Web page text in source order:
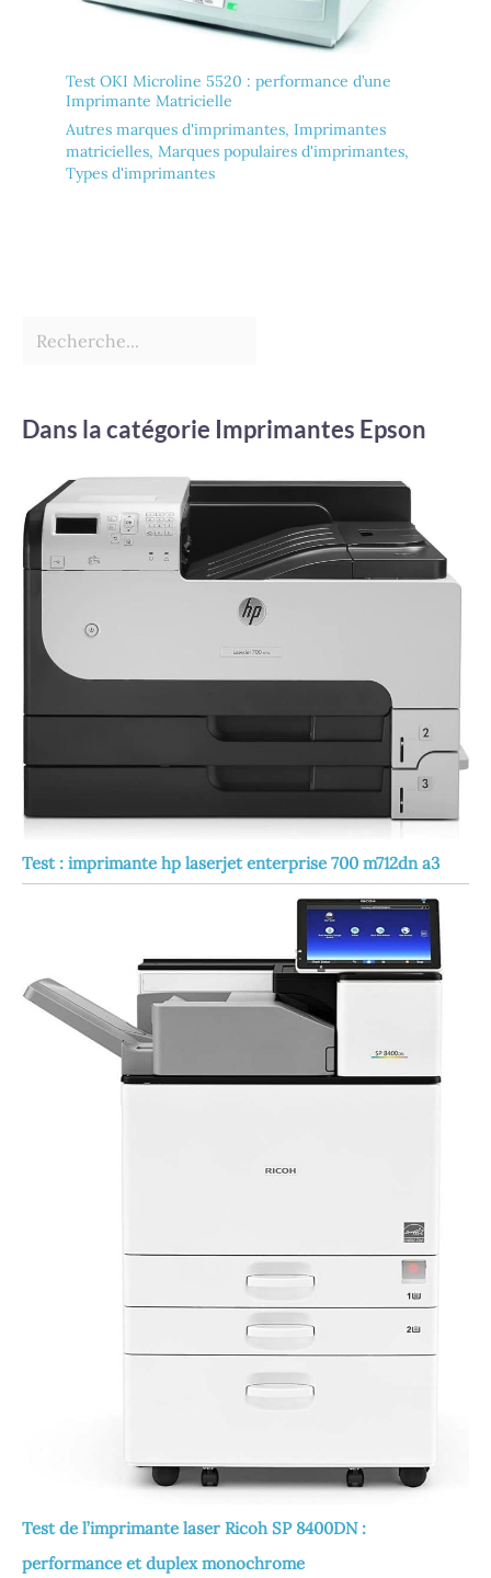
Test OKI Microline 5520 : performance d’une
Imprimante Matricielle
Autres marques d'imprimantes, Imprimantes
matricielles, Marques populaires d'imprimantes,
Types d'imprimantes
Dans la catégorie Imprimantes Epson
Test : imprimante hp laserjet enterprise 700 m712dn a3
Test de l’imprimante laser Ricoh SP 8400DN :
performance et duplex monochrome